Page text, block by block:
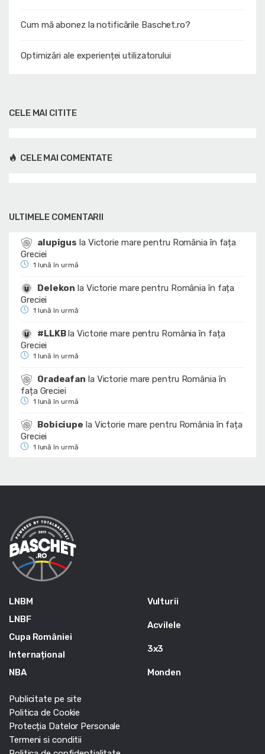
Cum mă abonez la notificările Baschet.ro?
Optimizări ale experienței utilizatorului
CELE MAI CITITE
CELE MAI COMENTATE
ULTIMELE COMENTARII
alupigus la Victorie mare pentru România în fața
Greciei
1 lună în urmă
Delekon la Victorie mare pentru România în fața
Greciei
1 lună în urmă
#LLKBlaVictorie mare pentru România în fața
Greciei
1 lună în urmă
Oradeafan la Victorie mare pentru România în
fața Greciei
1 lună în urmă
Bobiciupe la Victorie mare pentru România în fața
Greciei
1 lună în urmă
LNBM
LNBF
Cupa României
Internațional
NBA
Vulturii
Acvilele
3x3
Monden
Publicitate pe site
Politica de Cookie
Protecția Datelor Personale
Termeni si conditii